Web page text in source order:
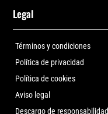
Legal
Términos y condiciones
Política de privacidad
Política de cookies
Aviso legal
Descargo de responsabilidad